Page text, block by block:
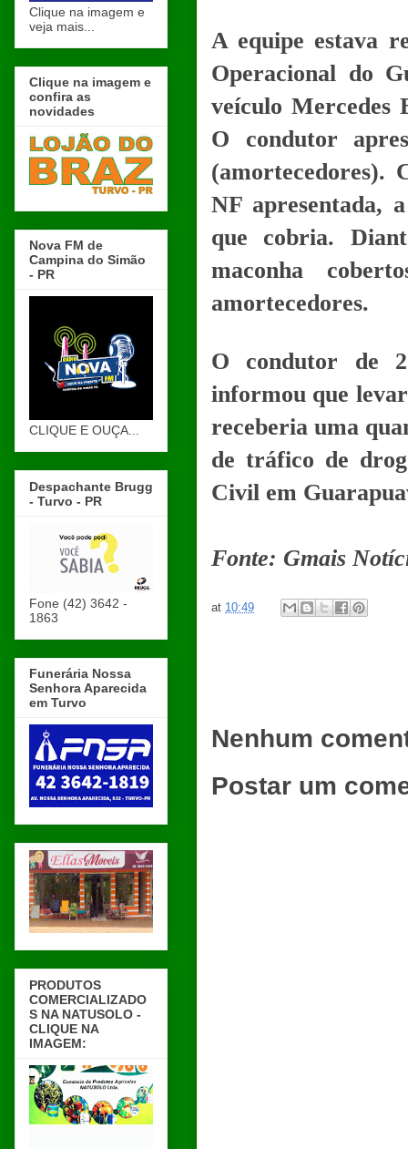
A equipe estava
Operacional do
veículo Mercedes
O condutor
(amortecedores).
NF apresentada,
que cobria.
maconha
amortecedores.
O condutor de
informou que
receberia uma
de tráfico de
Civil em
Fonte: Gmais
at 10:49
Nenhum
Postar um
Clique na imagem e
veja mais...
Clique na imagem e
confira as
novidades
Nova FM de
Campina do Simão
- PR
CLIQUE E OUÇA...
Despachante Brugg
- Turvo - PR
Fone (42) 3642 -
1863
Funerária Nossa
Senhora Aparecida
em Turvo
PRODUTOS
COMERCIALIZADO
S NA NATUSOLO -
CLIQUE NA
IMAGEM: